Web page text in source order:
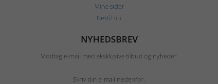
Mine sider
Bestil nu
NYHEDSBREV
Modtag e-mail med eksklusive tilbud og nyheder.
Skriv din e-mail nedenfor.